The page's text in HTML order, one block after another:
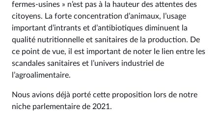
fermes‑usines » n’est pas à la hauteur des attentes des
citoyens. La forte concentration d’animaux, l’usage
important d’intrants et d’antibiotiques diminuent la
qualité nutritionnelle et sanitaires de la production. De
ce point de vue, il est important de noter le lien entre les
scandales sanitaires et l’univers industriel de
l’agroalimentaire.
Nous avions déjà porté cette proposition lors de notre
niche parlementaire de 2021.